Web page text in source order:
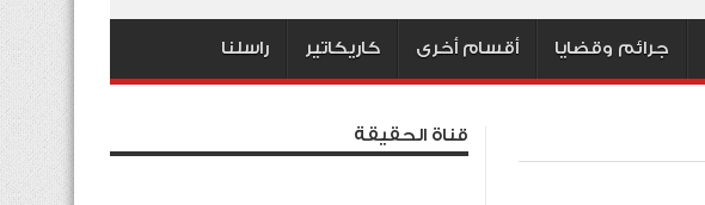
جرائم وقضايا أقسام أخرى كاريكاتير راسلنا
قناة الحقيقة